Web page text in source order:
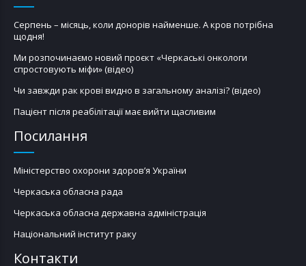
Серпень – місяць, коли донорів найменше. А кров потрібна
щодня!
Ми розпочинаємо новий проєкт «Черкаські онкологи
спростовують міфи» (відео)
Чи завжди рак крові видно в загальному аналізі? (відео)
Пацієнт після реабілітації має вийти щасливим
Посилання
Міністерство охорони здоров’я України
Черкаська обласна рада
Черкаська обласна державна адміністрація
Національний інститут раку
Контакти